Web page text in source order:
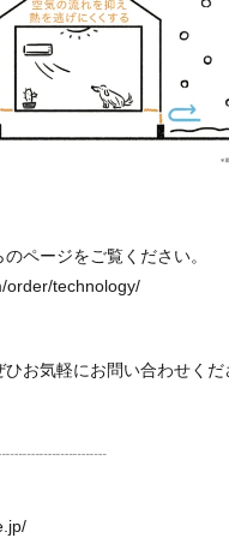
ページをご覧ください。
order/technology/
ひお気軽にお問い合わせくだ